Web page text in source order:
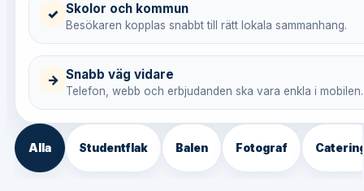
✓ Skolor och kommun
Besökaren kopplas snabbt till rätt lokala sammanhang.
→ Snabb väg vidare
Telefon, webb och erbjudanden ska vara enkla i mobilen.
Alla Studentflak Balen Fotograf